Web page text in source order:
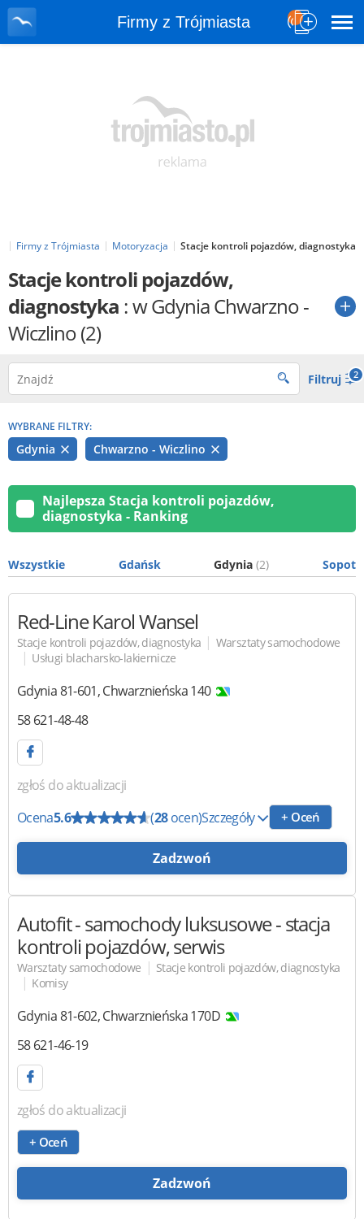
Firmy z Trójmiasta
Firmy z Trójmiasta Motoryzacja Stacje kontroli pojazdów, diagnostyka
Stacje kontroli pojazdów,
diagnostyka : w Gdynia Chwarzno -
Wiczlino(2)
Filtruj 2
WYBRANE FILTRY:
Gdynia Chwarzno - Wiczlino
Najlepsza Stacja kontroli pojazdów,
diagnostyka - Ranking
Wszystkie Gdańsk Gdynia(2) Sopot
Red-Line Karol Wansel
Stacje kontroli pojazdów, diagnostyka | Warsztaty samochodowe
| Usługi blacharsko-lakiernicze
Gdynia81-601,Chwarznieńska 140
58 621-48-48
zgłoś do aktualizacji
Ocena5.6 (28ocen)Szczegóły + Oceń
Zadzwoń
Autofit - samochody luksusowe- stacja
kontroli pojazdów, serwis
Warsztaty samochodowe | Stacje kontroli pojazdów, diagnostyka
| Komisy
Gdynia81-602,Chwarznieńska 170D
58 621-46-19
zgłoś do aktualizacji
+ Oceń
Zadzwoń